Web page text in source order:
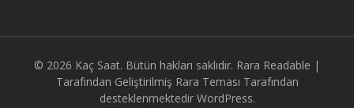
© 2026 Kaç Saat. Bütün hakları saklıdır. Rara Readable |
Tarafından Geliştirilmiş Rara Teması Tarafından
desteklenmektedir WordPress.